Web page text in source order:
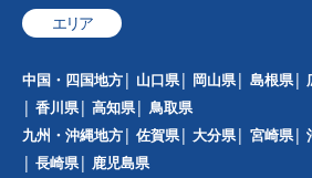
エリア
中国・四国地方 山口県 岡山県 島根県
香川県
高知県
鳥取県
九州・沖縄地方
佐賀県 大分県 宮崎県
長崎県
鹿児島県